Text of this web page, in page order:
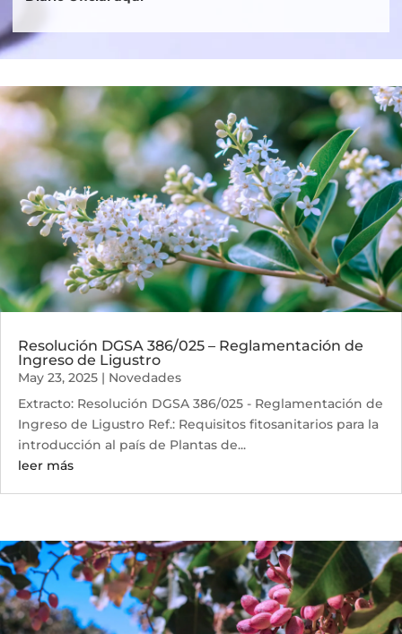
Resolución DGSA 386/025 – Reglamentación de
Ingreso de Ligustro
May 23, 2025 | Novedades
Extracto: Resolución DGSA 386/025 - Reglamentación de
Ingreso de Ligustro Ref.: Requisitos fitosanitarios para la
introducción al país de Plantas de...
leer más